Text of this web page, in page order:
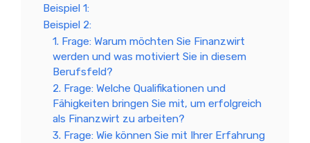
Beispiel 1:
Beispiel 2:
1. Frage: Warum möchten Sie Finanzwirt
werden und was motiviert Sie in diesem
Berufsfeld?
2. Frage: Welche Qualifikationen und
Fähigkeiten bringen Sie mit, um erfolgreich
als Finanzwirt zu arbeiten?
3. Frage: Wie können Sie mit Ihrer Erfahrung